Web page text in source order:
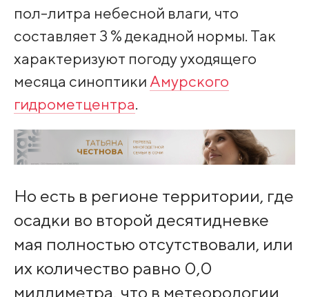
пол-литра небесной влаги, что
составляет 3 % декадной нормы. Так
характеризуют погоду уходящего
месяца синоптики Амурского
гидрометцентра.
Но есть в регионе территории, где
осадки во второй десятидневке
мая полностью отсутствовали, или
их количество равно 0,0
миллиметра, что в метеорологии